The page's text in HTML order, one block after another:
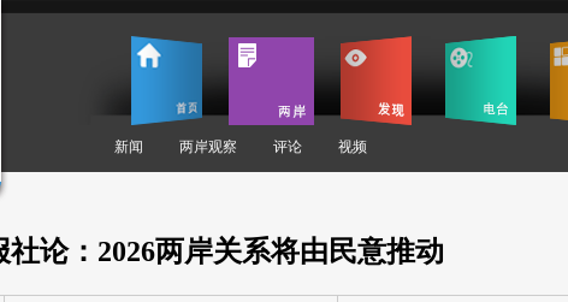
新闻 两岸观察 评论 视频
社论：2026两岸关系将由民意推动